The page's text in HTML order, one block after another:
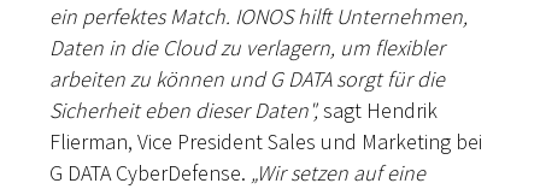
ein perfektes Match. IONOS hilft Unternehmen,
Daten in die Cloud zu verlagern, um flexibler
arbeiten zu können und G DATA sorgt für die
Sicherheit eben dieser Daten",sagt Hendrik
Flierman, Vice President Sales und Marketing bei
G DATA CyberDefense. „Wir setzen auf eine